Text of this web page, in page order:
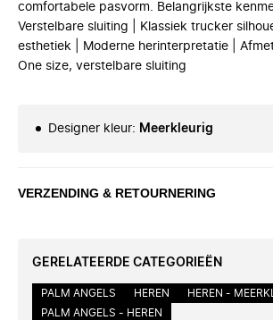
comfortabele pasvorm. Belangrijkste
Verstelbare sluiting | Klassiek trucker
esthetiek | Moderne herinterpretatie |
One size, verstelbare sluiting
Designer kleur: Meerkleurig
VERZENDING & RETOURNERING
GERELATEERDE CATEGORIEËN
PALM ANGELS HEREN
HEREN -
PALM ANGELS - HEREN